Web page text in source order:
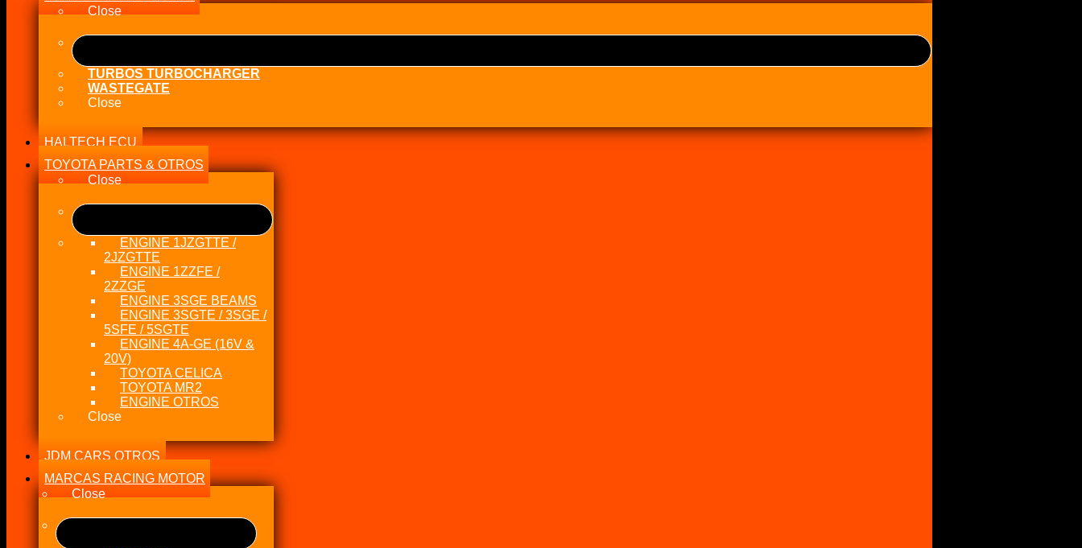
Close
TURBOS TURBOCHARGER
WASTEGATE
Close
HALTECH ECU
TOYOTA PARTS & OTROS
Close
ENGINE 1JZGTTE /
2JZGTTE
ENGINE 1ZZFE /
2ZZGE
ENGINE 3SGE BEAMS
ENGINE 3SGTE / 3SGE /
5SFE / 5SGTE
ENGINE 4A-GE (16V &
20V)
TOYOTA CELICA
TOYOTA MR2
ENGINE OTROS
Close
JDM CARS OTROS
MARCAS RACING MOTOR
Close